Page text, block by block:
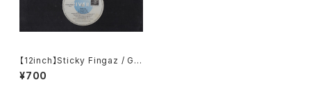
【12inch】Sticky Fingaz / Ge
t It Up
¥700